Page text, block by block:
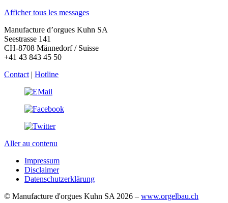
Afficher tous les messages
Manufacture d’orgues Kuhn SA
Seestrasse 141
CH-8708 Männedorf / Suisse
+41 43 843 45 50
Contact | Hotline
Aller au contenu
Impressum
Disclaimer
Datenschutzerklärung
© Manufacture d'orgues Kuhn SA 2026 – www.orgelbau.ch